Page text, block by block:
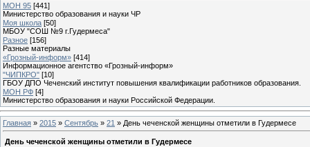
МОН 95 [441]
Министерство образования и науки ЧР
Моя школа [50]
МБОУ "СОШ №9 г.Гудермеса"
Разное [156]
Разные материалы
«Грозный-информ» [414]
Информационное агентство «Грозный-информ»
"ЧИПКРО" [10]
ГБОУ ДПО Чеченский институт повышения квалификации работников образования.
МОН РФ [4]
Министерство образования и науки Российской Федерации.
Главная » 2015 » Сентябрь » 21 » День чеченской женщины отметили в Гудермесе
День чеченской женщины отметили в Гудермесе